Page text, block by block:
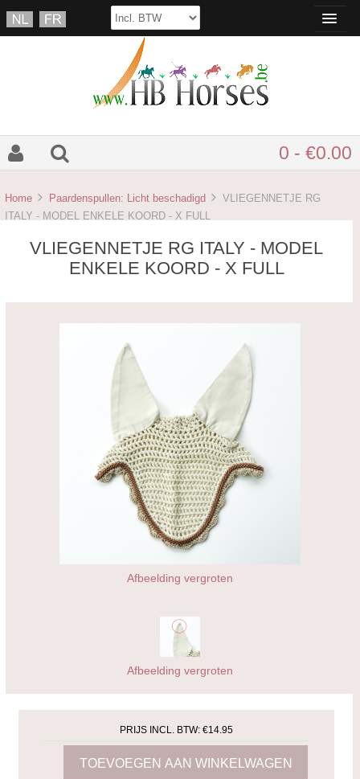
0 - €0.00
Home Paardenspullen: Licht beschadigd
VLIEGENNETJE RG
ITALY - MODEL ENKELE KOORD - X FULL
VLIEGENNETJE RG ITALY - MODEL
ENKELE KOORD - X FULL
Afbeelding vergroten
Afbeelding vergroten
PRIJS INCL. BTW:€14.95